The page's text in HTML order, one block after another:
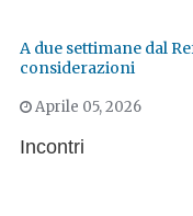
A due settimane dal
considerazioni
Aprile 05, 2026
Incontri